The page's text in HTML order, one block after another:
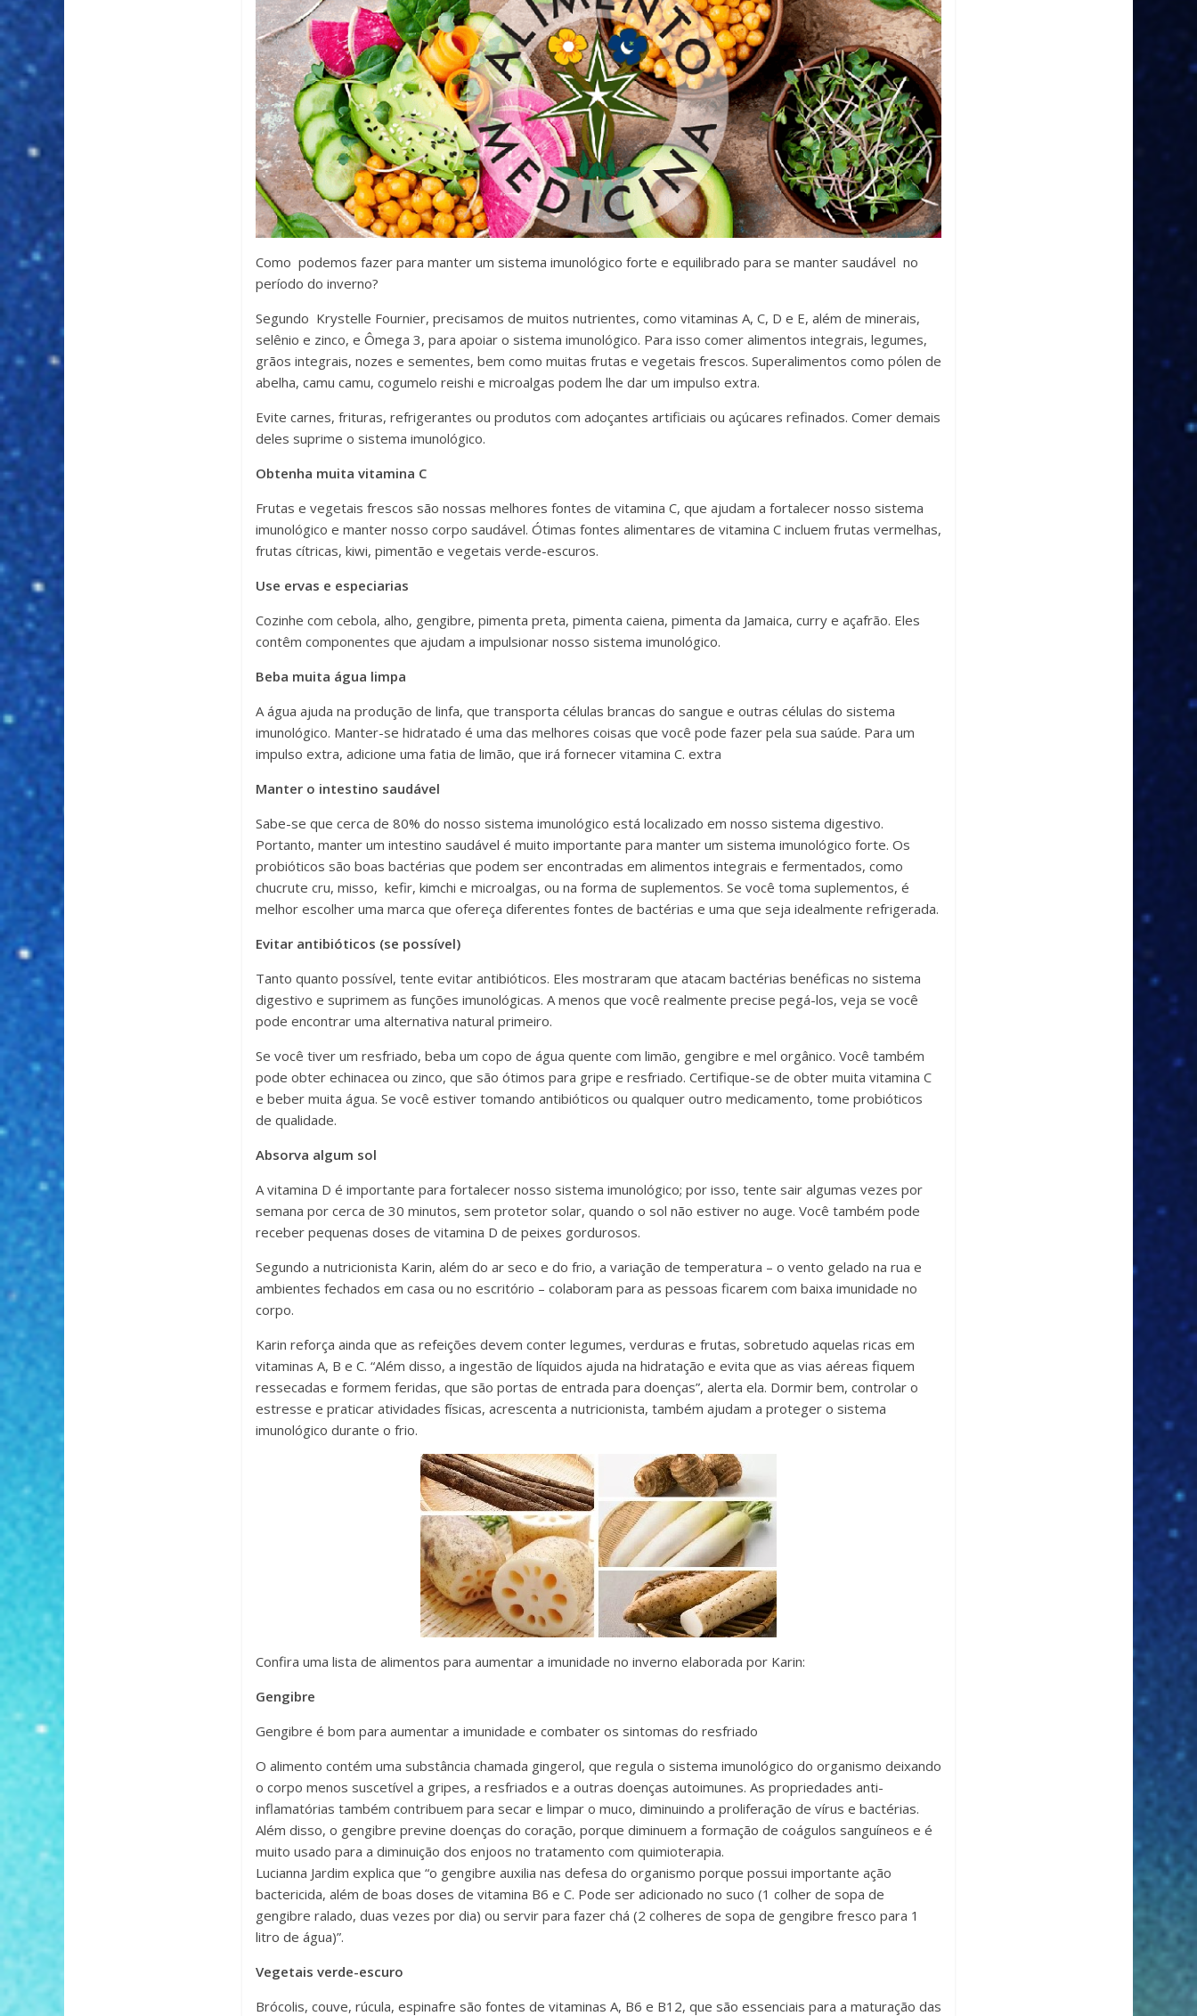
Como podemos fazer para manter um sistema imunológico forte e equilibrado para se manter saudável no
período do inverno?
Segundo Krystelle Fournier, precisamos de muitos nutrientes, como vitaminas A, C, D e E, além de minerais,
selênio e zinco, e Ômega 3, para apoiar o sistema imunológico. Para isso comer alimentos integrais, legumes,
grãos integrais, nozes e sementes, bem como muitas frutas e vegetais frescos. Superalimentos como pólen de
abelha, camu camu, cogumelo reishi e microalgas podem lhe dar um impulso extra.
Evite carnes, frituras, refrigerantes ou produtos com adoçantes artificiais ou açúcares refinados. Comer demais
deles suprime o sistema imunológico.
Obtenha muita vitamina C
Frutas e vegetais frescos são nossas melhores fontes de vitamina C, que ajudam a fortalecer nosso sistema
imunológico e manter nosso corpo saudável. Ótimas fontes alimentares de vitamina C incluem frutas vermelhas,
frutas cítricas, kiwi, pimentão e vegetais verde-escuros.
Use ervas e especiarias
Cozinhe com cebola, alho, gengibre, pimenta preta, pimenta caiena, pimenta da Jamaica, curry e açafrão. Eles
contêm componentes que ajudam a impulsionar nosso sistema imunológico.
Beba muita água limpa
A água ajuda na produção de linfa, que transporta células brancas do sangue e outras células do sistema
imunológico. Manter-se hidratado é uma das melhores coisas que você pode fazer pela sua saúde. Para um
impulso extra, adicione uma fatia de limão, que irá fornecer vitamina C. extra
Manter o intestino saudável
Sabe-se que cerca de 80% do nosso sistema imunológico está localizado em nosso sistema digestivo.
Portanto, manter um intestino saudável é muito importante para manter um sistema imunológico forte. Os
probióticos são boas bactérias que podem ser encontradas em alimentos integrais e fermentados, como
chucrute cru, misso, kefir, kimchi e microalgas, ou na forma de suplementos. Se você toma suplementos, é
melhor escolher uma marca que ofereça diferentes fontes de bactérias e uma que seja idealmente refrigerada.
Evitar antibióticos (se possível)
Tanto quanto possível, tente evitar antibióticos. Eles mostraram que atacam bactérias benéficas no sistema
digestivo e suprimem as funções imunológicas. A menos que você realmente precise pegá-los, veja se você
pode encontrar uma alternativa natural primeiro.
Se você tiver um resfriado, beba um copo de água quente com limão, gengibre e mel orgânico. Você também
pode obter echinacea ou zinco, que são ótimos para gripe e resfriado. Certifique-se de obter muita vitamina C
e beber muita água. Se você estiver tomando antibióticos ou qualquer outro medicamento, tome probióticos
de qualidade.
Absorva algum sol
A vitamina D é importante para fortalecer nosso sistema imunológico; por isso, tente sair algumas vezes por
semana por cerca de 30 minutos, sem protetor solar, quando o sol não estiver no auge. Você também pode
receber pequenas doses de vitamina D de peixes gordurosos.
Segundo a nutricionista Karin, além do ar seco e do frio, a variação de temperatura – o vento gelado na rua e
ambientes fechados em casa ou no escritório – colaboram para as pessoas ficarem com baixa imunidade no
corpo.
Karin reforça ainda que as refeições devem conter legumes, verduras e frutas, sobretudo aquelas ricas em
vitaminas A, B e C. “Além disso, a ingestão de líquidos ajuda na hidratação e evita que as vias aéreas fiquem
ressecadas e formem feridas, que são portas de entrada para doenças”, alerta ela. Dormir bem, controlar o
estresse e praticar atividades físicas, acrescenta a nutricionista, também ajudam a proteger o sistema
imunológico durante o frio.
Confira uma lista de alimentos para aumentar a imunidade no inverno elaborada por Karin:
Gengibre
Gengibre é bom para aumentar a imunidade e combater os sintomas do resfriado
O alimento contém uma substância chamada gingerol, que regula o sistema imunológico do organismo deixando
o corpo menos suscetível a gripes, a resfriados e a outras doenças autoimunes. As propriedades anti-
inflamatórias também contribuem para secar e limpar o muco, diminuindo a proliferação de vírus e bactérias.
Além disso, o gengibre previne doenças do coração, porque diminuem a formação de coágulos sanguíneos e é
muito usado para a diminuição dos enjoos no tratamento com quimioterapia.
Lucianna Jardim explica que “o gengibre auxilia nas defesa do organismo porque possui importante ação
bactericida, além de boas doses de vitamina B6 e C. Pode ser adicionado no suco (1 colher de sopa de
gengibre ralado, duas vezes por dia) ou servir para fazer chá (2 colheres de sopa de gengibre fresco para 1
litro de água)”.
Vegetais verde-escuro
Brócolis, couve, rúcula, espinafre são fontes de vitaminas A, B6 e B12, que são essenciais para a maturação das